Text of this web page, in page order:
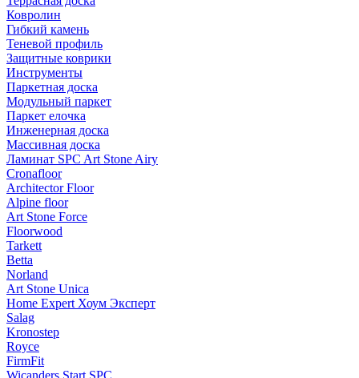
Ковролин
Гибкий камень
Теневой профиль
Защитные коврики
Инструменты
Паркетная доска
Модульный паркет
Паркет елочка
Инженерная доска
Массивная доска
Ламинат SPC Art Stone Airy
Cronafloor
Architector Floor
Alpine floor
Art Stone Force
Floorwood
Tarkett
Betta
Norland
Art Stone Unica
Home Expert Хоум Эксперт
Salag
Kronostep
Royce
FirmFit
Wicanders Start SPC